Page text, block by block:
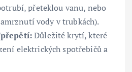
přeteklou vanu, nebo
vody v trubkách).
Důležité krytí, které
elektrických spotřebičů a